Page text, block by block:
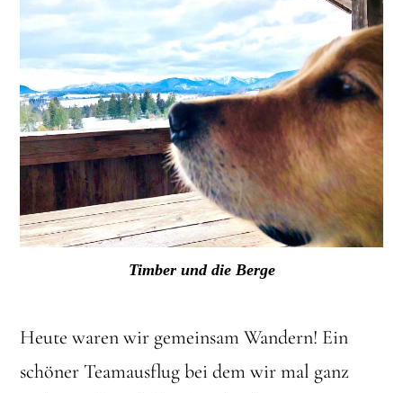
Timber und die Berge
Heute waren wir gemeinsam Wandern! Ein
schöner Teamausflug bei dem wir mal ganz